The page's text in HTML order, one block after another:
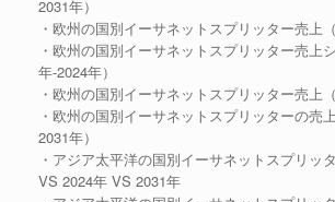
2031年）
・欧州の国別イーサネットスプリッター売上
・欧州の国別イーサネットスプリッター売上
年-2024年）
・欧州の国別イーサネットスプリッター売上
・欧州の国別イーサネットスプリッターの売
2031年）
・アジア太平洋の国別イーサネットスプリッ
VS 2024年 VS 2031年